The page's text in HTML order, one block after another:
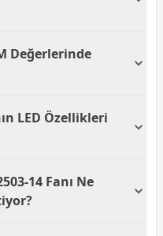
fan ile donatılmıştır.
sağlayarak
eder.
Değerlerinde
hızlarda çalışır.
ihtiyaçlarını
LED Özellikleri
kullanıcılara çeşitli
bir görünüm
14 Fanı Ne